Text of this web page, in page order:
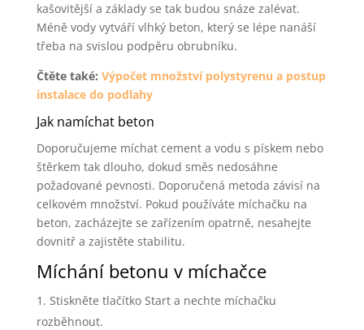
kašovitější a základy se tak budou snáze zalévat.
Méně vody vytváří vlhký beton, který se lépe nanáší
třeba na svislou podpěru obrubníku.
Čtěte také: Výpočet množství polystyrenu a postup
instalace do podlahy
Jak namíchat beton
Doporučujeme míchat cement a vodu s pískem nebo
štěrkem tak dlouho, dokud směs nedosáhne
požadované pevnosti. Doporučená metoda závisí na
celkovém množství. Pokud používáte míchačku na
beton, zacházejte se zařízením opatrně, nesahejte
dovnitř a zajistěte stabilitu.
Míchání betonu v míchačce
Stiskněte tlačítko Start a nechte míchačku
rozběhnout.